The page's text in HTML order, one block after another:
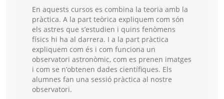
En aquests cursos es combina la teoria amb la
pràctica. A la part teòrica expliquem com són
els astres que s’estudien i quins fenòmens
físics hi ha al darrera. I a la part pràctica
expliquem com és i com funciona un
observatori astronòmic, com es prenen imatges
i com se n’obtenen dades científiques. Els
alumnes fan una sessió pràctica al nostre
observatori.